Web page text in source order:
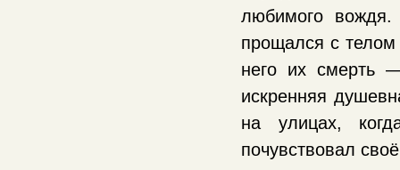
любимого
прощался с
него их смерть
искренняя
на улицах,
почувствовал